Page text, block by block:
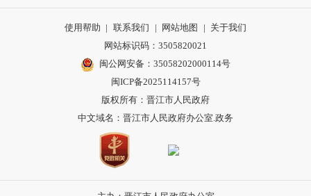
使用帮助 | 联系我们 | 网站地图 | 关于我们
网站标识码：3505820021
闽公网安备：35058202000114号
闽ICP备2025114157号
版权所有：晋江市人民政府
中文域名：晋江市人民政府办公室.政务